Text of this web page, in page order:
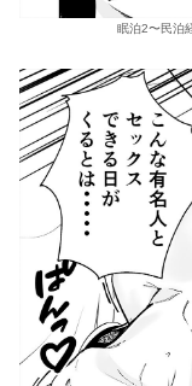
眠泊2〜民泊